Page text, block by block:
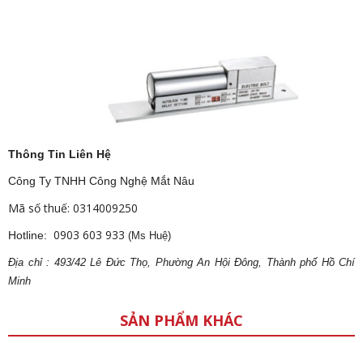
Thông Tin Liên Hệ
Công Ty TNHH Công Nghệ Mắt Nâu
Mã số thuế: 0314009250
Hotline: 0903 603 933 (Ms Huệ)
Địa chỉ : 493/42 Lê Đức Thọ, Phường An Hội Đông, Thành phố Hồ Chí
Minh
SẢN PHẨM KHÁC